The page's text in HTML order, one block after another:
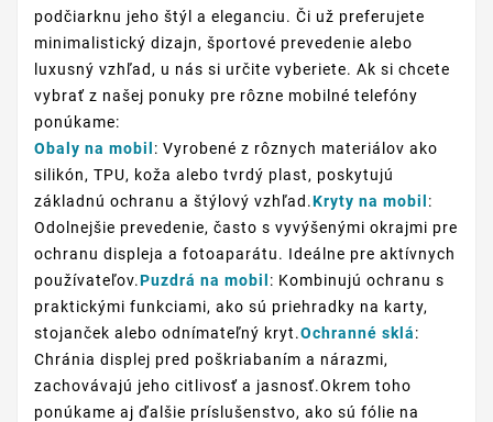
podčiarknu jeho štýl a eleganciu. Či už preferujete
minimalistický dizajn, športové prevedenie alebo
luxusný vzhľad, u nás si určite vyberiete. Ak si chcete
vybrať z našej ponuky pre rôzne mobilné telefóny
ponúkame:
Obaly na mobil : Vyrobené z rôznych materiálov ako
silikón, TPU, koža alebo tvrdý plast, poskytujú
základnú ochranu a štýlový vzhľad.Kryty na mobil :
Odolnejšie prevedenie, často s vyvýšenými okrajmi pre
ochranu displeja a fotoaparátu. Ideálne pre aktívnych
používateľov.Puzdrá na mobil : Kombinujú ochranu s
praktickými funkciami, ako sú priehradky na karty,
stojanček alebo odnímateľný kryt.Ochranné sklá:
Chránia displej pred poškriabaním a nárazmi,
zachovávajú jeho citlivosť a jasnosť.Okrem toho
ponúkame aj ďalšie príslušenstvo, ako sú fólie na